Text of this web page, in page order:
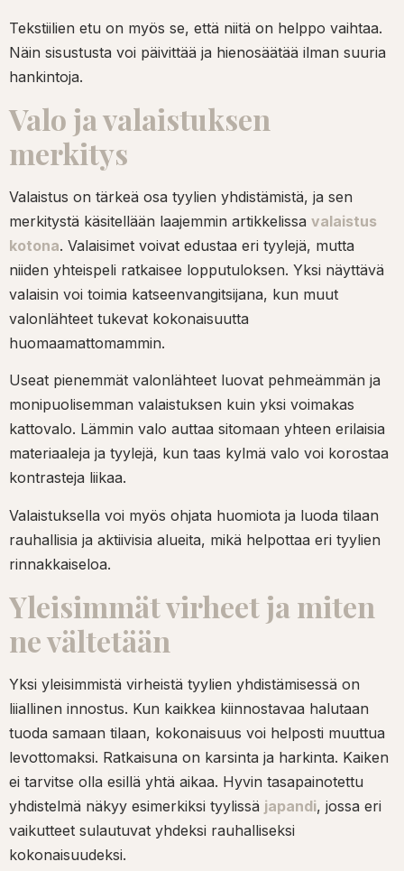
Tekstiilien etu on myös se, että niitä on helppo vaihtaa.
Näin sisustusta voi päivittää ja hienosäätää ilman suuria
hankintoja.
Valo ja valaistuksen
merkitys
Valaistus on tärkeä osa tyylien yhdistämistä, ja sen
merkitystä käsitellään laajemmin artikkelissa valaistus
kotona. Valaisimet voivat edustaa eri tyylejä, mutta
niiden yhteispeli ratkaisee lopputuloksen. Yksi näyttävä
valaisin voi toimia katseenvangitsijana, kun muut
valonlähteet tukevat kokonaisuutta
huomaamattomammin.
Useat pienemmät valonlähteet luovat pehmeämmän ja
monipuolisemman valaistuksen kuin yksi voimakas
kattovalo. Lämmin valo auttaa sitomaan yhteen erilaisia
materiaaleja ja tyylejä, kun taas kylmä valo voi korostaa
kontrasteja liikaa.
Valaistuksella voi myös ohjata huomiota ja luoda tilaan
rauhallisia ja aktiivisia alueita, mikä helpottaa eri tyylien
rinnakkaiseloa.
Yleisimmät virheet ja miten
ne vältetään
Yksi yleisimmistä virheistä tyylien yhdistämisessä on
liiallinen innostus. Kun kaikkea kiinnostavaa halutaan
tuoda samaan tilaan, kokonaisuus voi helposti muuttua
levottomaksi. Ratkaisuna on karsinta ja harkinta. Kaiken
ei tarvitse olla esillä yhtä aikaa. Hyvin tasapainotettu
yhdistelmä näkyy esimerkiksi tyylissä japandi, jossa eri
vaikutteet sulautuvat yhdeksi rauhalliseksi
kokonaisuudeksi.